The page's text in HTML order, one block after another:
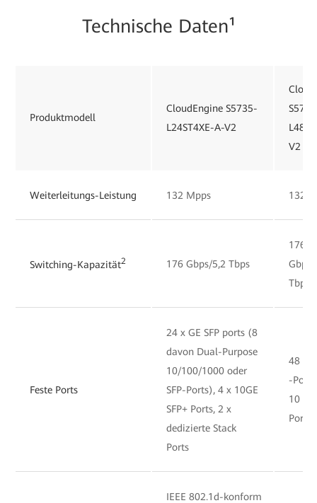
Technische Daten¹
Produktmodell
CloudEngine S5735-
L24ST4XE-A-V2
V2
Weiterleitungs-Leistung 132 Mpps 132
Switching-Kapazität2 176 Gbps/5,2 Tbps
176
Gbps/
Tbps
Feste Ports
24 x GE SFP ports (8
davon Dual-Purpose
10/100/1000 oder
SFP-Ports), 4 x 10GE
SFP+ Ports, 2 x
dedizierte Stack
Ports
48 x
-
10
Ports
IEEE 802.1d-konform